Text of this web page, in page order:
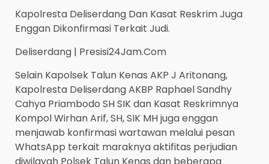
Kapolresta Deliserdang Dan Kasat Reskrim Juga
Enggan Dikonfirmasi Terkait Judi.
Deliserdang | Presisi24Jam.Com
Selain Kapolsek Talun Kenas AKP J Aritonang,
Kapolresta Deliserdang AKBP Raphael Sandhy
Cahya Priambodo SH SIK dan Kasat Reskrimnya
Kompol Wirhan Arif, SH, SIK MH juga enggan
menjawab konfirmasi wartawan melalui pesan
WhatsApp terkait maraknya aktifitas perjudian